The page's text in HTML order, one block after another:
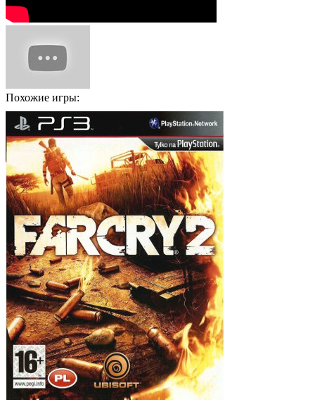
Похожие игры: